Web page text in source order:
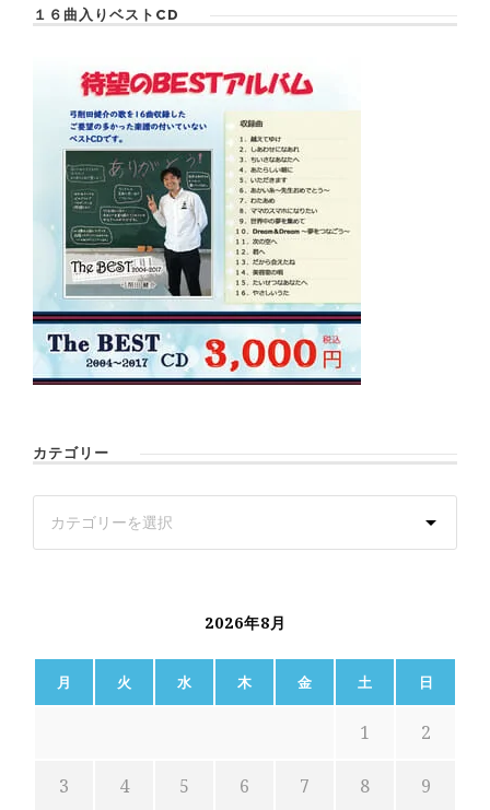
１６曲入りベストCD
カテゴリー
2026年8月
月 火 水 木 金 土 日
1 2
3 4 5 6 7 8 9